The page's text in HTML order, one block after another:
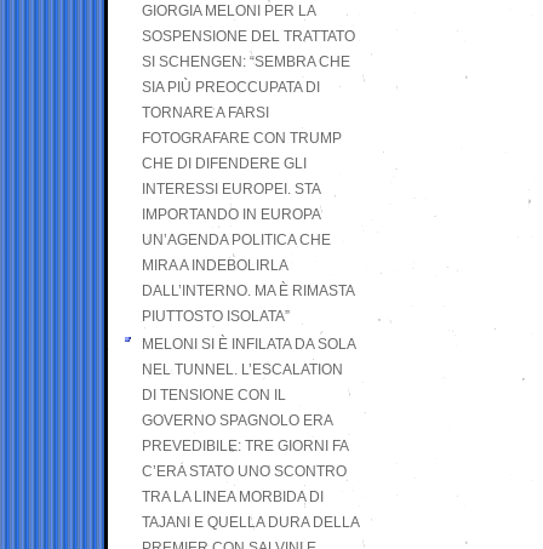
GIORGIA MELONI PER LA
SOSPENSIONE DEL TRATTATO
SI SCHENGEN: “SEMBRA CHE
SIA PIÙ PREOCCUPATA DI
TORNARE A FARSI
FOTOGRAFARE CON TRUMP
CHE DI DIFENDERE GLI
INTERESSI EUROPEI. STA
IMPORTANDO IN EUROPA
UN’AGENDA POLITICA CHE
MIRA A INDEBOLIRLA
DALL’INTERNO. MA È RIMASTA
PIUTTOSTO ISOLATA”
MELONI SI È INFILATA DA SOLA
NEL TUNNEL. L’ESCALATION
DI TENSIONE CON IL
GOVERNO SPAGNOLO ERA
PREVEDIBILE: TRE GIORNI FA
C’ERA STATO UNO SCONTRO
TRA LA LINEA MORBIDA DI
TAJANI E QUELLA DURA DELLA